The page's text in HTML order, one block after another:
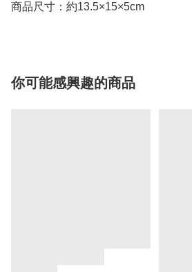
商品尺寸：約13.5×15×5cm
你可能感興趣的商品